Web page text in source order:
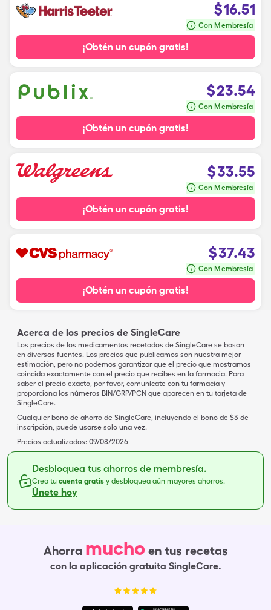
$16.51
Con Membresía
¡Obtén un cupón gratis!
$23.54
Con Membresía
¡Obtén un cupón gratis!
$33.55
Con Membresía
¡Obtén un cupón gratis!
$37.43
Con Membresía
¡Obtén un cupón gratis!
Acerca de los precios de SingleCare
Los precios de los medicamentos recetados de SingleCare se basan
en diversas fuentes. Los precios que publicamos son nuestra mejor
estimación, pero no podemos garantizar que el precio que mostramos
coincida exactamente con el precio que recibes en la farmacia. Para
saber el precio exacto, por favor, comunícate con tu farmacia y
proporciona los números BIN/GRP/PCN que aparecen en tu tarjeta de
SingleCare.
Cualquier bono de ahorro de SingleCare, incluyendo el bono de $3 de
inscripción, puede usarse solo una vez.
Precios actualizados: 09/08/2026
Desbloquea tus ahorros de membresía.
Crea tu cuenta gratis y desbloquea aún mayores ahorros.
Únete hoy
Ahorra mucho en tus recetas
con la aplicación gratuita SingleCare.